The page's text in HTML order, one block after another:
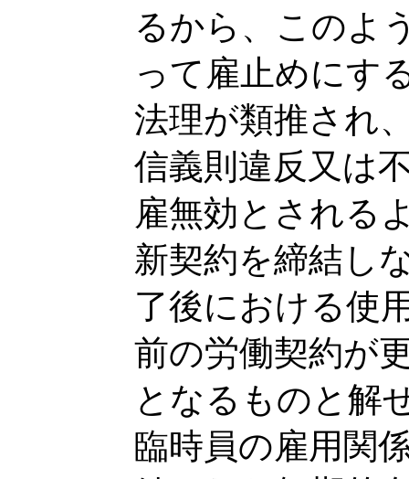
るから、このよ
って雇止めにす
法理が類推され
信義則違反又は
雇無効とされる
新契約を締結し
了後における使
前の労働契約が
となるものと解
臨時員の雇用関